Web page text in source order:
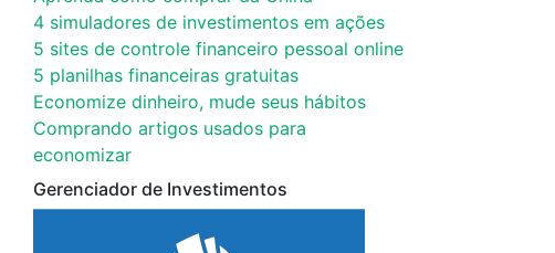
4 simuladores de investimentos em ações
5 sites de controle financeiro pessoal online
5 planilhas financeiras gratuitas
Economize dinheiro, mude seus hábitos
Comprando artigos usados para
economizar
Gerenciador de Investimentos